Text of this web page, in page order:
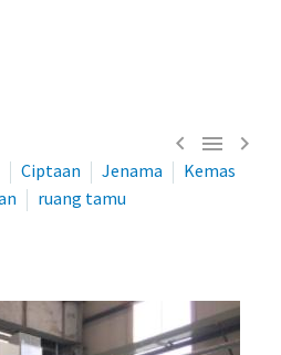
  
Ciptaan Jenama
Kemas
ruang tamu